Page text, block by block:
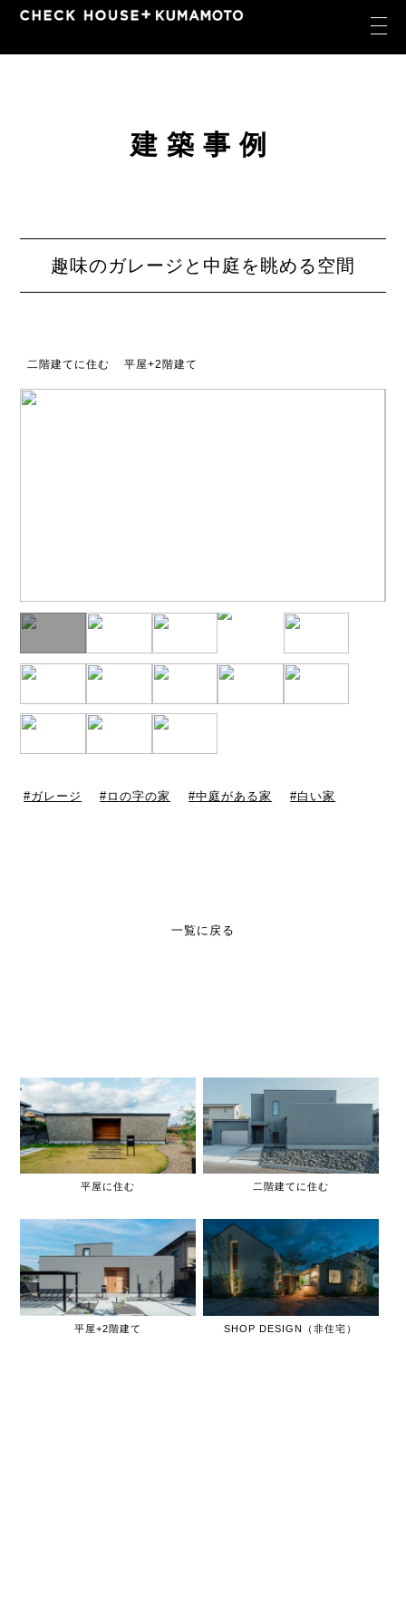
建築事例
趣味のガレージと中庭を眺める空間
二階建てに住む 平屋+2階建て
ガレージ ロの字の家 中庭がある家 白い家
一覧に戻る
平屋に住む 二階建てに住む
平屋+2階建て SHOP DESIGN（非住宅）